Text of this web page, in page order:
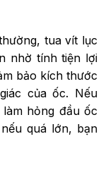
tua vít lục
nhờ tính tiện lợi
bảo kích thước
của ốc. Nếu
hỏng đầu ốc
quá lớn, bạn